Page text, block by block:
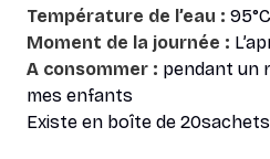
Température de l’eau : 95°C
Moment de la journée :
A consommer : pendant un
mes enfants
Existe en boîte de 20sachets